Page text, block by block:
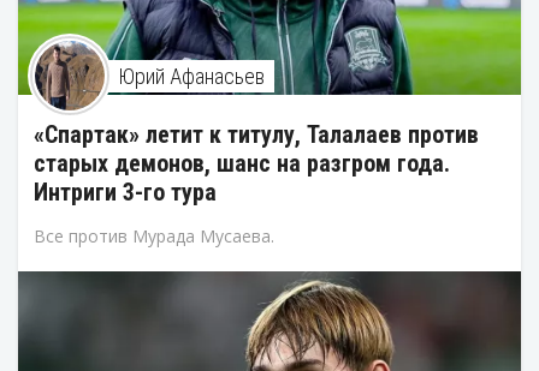
Юрий Афанасьев
«Спартак» летит к титулу, Талалаев против
старых демонов, шанс на разгром года.
Интриги 3-го тура
Все против Мурада Мусаева.